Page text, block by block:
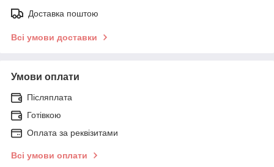
Доставка поштою
Всі умови доставки
Умови оплати
Післяплата
Готівкою
Оплата за реквізитами
Всі умови оплати